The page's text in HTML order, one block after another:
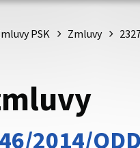
PSK Zmluvy
2014/